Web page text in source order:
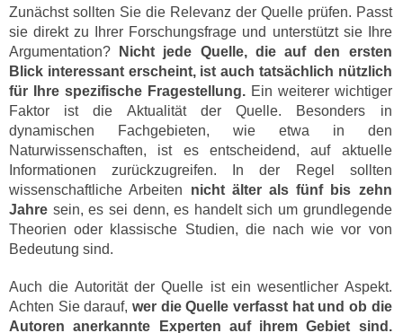
Zunächst sollten Sie die Relevanz der Quelle prüfen. Passt
sie direkt zu Ihrer Forschungsfrage und unterstützt sie Ihre
Argumentation?
Nicht jede Quelle, die auf den ersten
Blick interessant erscheint, ist auch tatsächlich nützlich
für Ihre spezifische Fragestellung.Ein weiterer wichtiger
Faktor ist die Aktualität der Quelle. Besonders in
dynamischen Fachgebieten, wie etwa in den
Naturwissenschaften, ist es entscheidend, auf aktuelle
Informationen zurückzugreifen. In der Regel sollten
wissenschaftliche Arbeiten nicht älter als fünf bis zehn
Jahre sein, es sei denn, es handelt sich um grundlegende
Theorien oder klassische Studien, die nach wie vor von
Bedeutung sind.
Auch die Autorität der Quelle ist ein wesentlicher Aspekt.
Achten Sie darauf,wer die Quelle verfasst hat und ob die
Autoren anerkannte Experten auf ihrem Gebiet sind.